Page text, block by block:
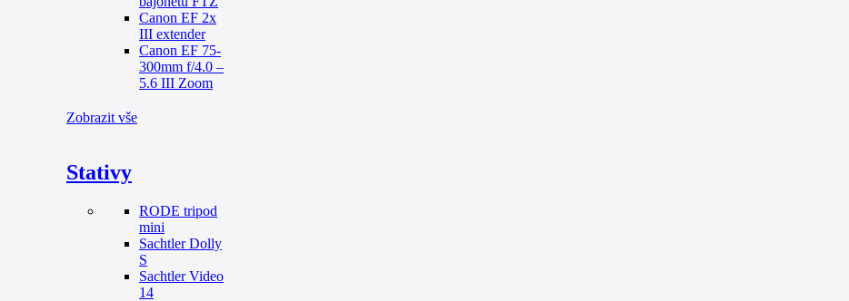
Canon EF 2x
III extender
Canon EF 75-
300mm f/4.0 –
5.6 III Zoom
Zobrazit vše
Stativy
RODE tripod
mini
Sachtler Dolly
S
Sachtler Video
14